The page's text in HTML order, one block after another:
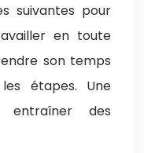
suivantes pour
en toute
son temps
étapes. Une
entraîner des